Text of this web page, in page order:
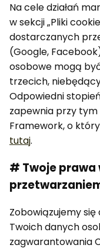
Na cele działań
w sekcji „Pliki
dostarczanych
(Google,
osobowe mogą
trzecich,
Odpowiedni
zapewnia przy
Framework, o
tutaj.
# Twoje prawa
Zobowiązujemy
Twoich danych
zagwarantowania